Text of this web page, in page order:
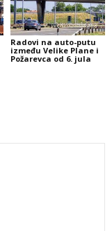
Radovi na auto-putu
između Velike Plane i
Požarevca od 6. jula